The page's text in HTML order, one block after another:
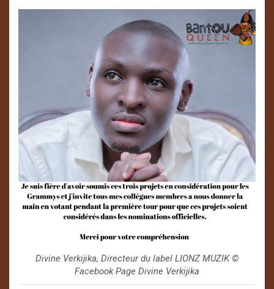
Divine Verkijika, Directeur du label LIONZ MUZIK ©️
Facebook Page Divine Verkijika